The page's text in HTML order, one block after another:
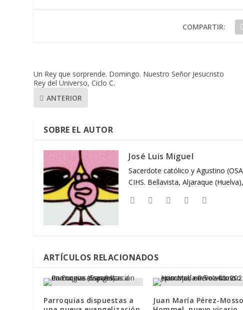
COMPARTIR:
Un Rey que sorprende. Domingo. Nuestro Señor Jesucristo
Rey del Universo, Ciclo C.
ANTERIOR
SOBRE EL AUTOR
José Luis Miguel
Sacerdote católico y Agustino
CIHS. Bellavista, Aljaraque
ARTÍCULOS RELACIONADOS
Parroquias dispuestas a
Juan María Pérez-Mosso